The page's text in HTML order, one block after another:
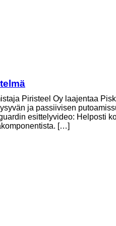
Piristeel Oy laajentaa
ja passiivisen
esittelyvideo: Helposti
[…]